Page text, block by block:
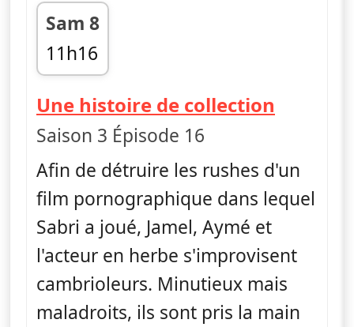
Sam 8
11h16
fin 11h44
Une histoire de collection
Saison 3 Épisode 16
Afin de détruire les rushes d'un
film pornographique dans lequel
Sabri a joué, Jamel, Aymé et
l'acteur en herbe s'improvisent
cambrioleurs. Minutieux mais
maladroits, ils sont pris la main